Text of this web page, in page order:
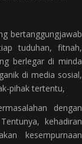
bertanggungjawab
tuduhan, fitnah,
berlegar di minda
di media sosial,
pihak tertentu,
dengan
kehadiran
kesempurnaan